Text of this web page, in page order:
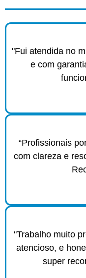
"Fui atendida no
e com
“Profissionais
com clareza e
"Trabalho muito
atencioso, e
super